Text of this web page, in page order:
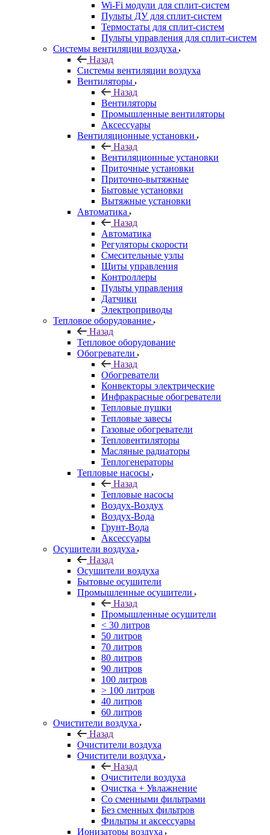
Wi-Fi модули для сплит-систем
Пульты ДУ для сплит-систем
Термостаты для сплит-систем
Пульты управления для сплит-систем
Системы вентиляции воздуха
Назад
Системы вентиляции воздуха
Вентиляторы
Назад
Вентиляторы
Промышленные вентиляторы
Аксессуары
Вентиляционные установки
Назад
Вентиляционные установки
Приточные установки
Приточно-вытяжные
Бытовые установки
Вытяжные установки
Автоматика
Назад
Автоматика
Регуляторы скорости
Смесительные узлы
Щиты управления
Контроллеры
Пульты управления
Датчики
Электроприводы
Тепловое оборудование
Назад
Тепловое оборудование
Обогреватели
Назад
Обогреватели
Конвекторы электрические
Инфракрасные обогреватели
Тепловые пушки
Тепловые завесы
Газовые обогреватели
Тепловентиляторы
Масляные радиаторы
Теплогенераторы
Тепловые насосы
Назад
Тепловые насосы
Воздух-Воздух
Воздух-Вода
Грунт-Вода
Аксессуары
Осушители воздуха
Назад
Осушители воздуха
Бытовые осушители
Промышленные осушители
Назад
Промышленные осушители
< 30 литров
50 литров
70 литров
80 литров
90 литров
100 литров
> 100 литров
40 литров
60 литров
Очистители воздуха
Назад
Очистители воздуха
Очистители воздуха
Назад
Очистители воздуха
Очистка + Увлажнение
Cо сменными фильтрами
Без сменных фильтров
Фильтры и аксессуары
Ионизаторы воздуха